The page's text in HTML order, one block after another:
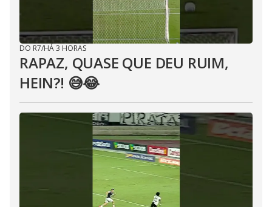
DO R7/HÁ 3 HORAS
RAPAZ, QUASE QUE DEU RUIM,
HEIN?! 😅😂⁣